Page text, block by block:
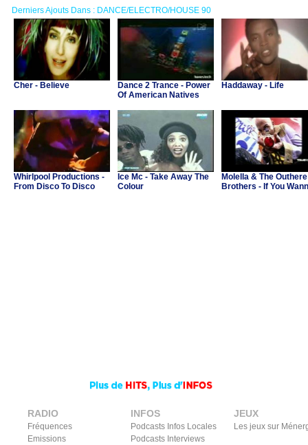
Derniers Ajouts Dans : DANCE/ELECTRO/HOUSE 90
Cher - Believe
Dance 2 Trance - Power
Of American Natives
Haddaway - Life
Whirlpool Productions -
From Disco To Disco
Ice Mc - Take Away The
Colour
Molella & The Outhere
Brothers - If You
RADIO
Fréquences
Emissions
INFOS
Podcasts Infos Locales
Podcasts Interviews
JEUX
Les jeux sur